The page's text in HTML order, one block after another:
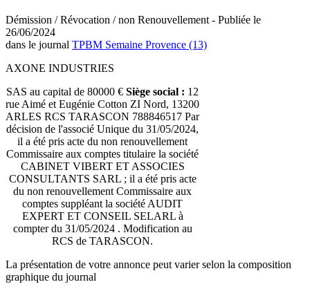
Démission / Révocation / non Renouvellement - Publiée le
26/06/2024
dans le journal TPBM Semaine Provence (13)
AXONE INDUSTRIES
SAS au capital de 80000 € Siège social : 12
rue Aimé et Eugénie Cotton ZI Nord, 13200
ARLES RCS TARASCON 788846517 Par
décision de l'associé Unique du 31/05/2024,
il a été pris acte du non renouvellement
Commissaire aux comptes titulaire la société
CABINET VIBERT ET ASSOCIES
CONSULTANTS SARL ; il a été pris acte
du non renouvellement Commissaire aux
comptes suppléant la société AUDIT
EXPERT ET CONSEIL SELARL à
compter du 31/05/2024 . Modification au
RCS de TARASCON.
La présentation de votre annonce peut varier selon la composition
graphique du journal